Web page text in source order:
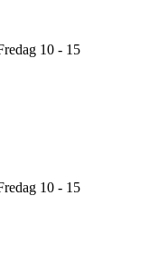
10 - 15
10 - 15